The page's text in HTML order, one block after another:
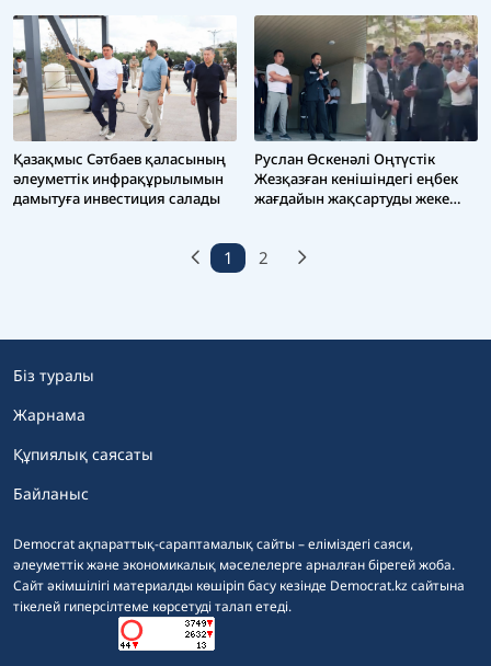
Қазақмыс Сәтбаев қаласының
әлеуметтік инфрақұрылымын
дамытуға инвестиция салады
Руслан Өскенәлі Оңтүстік
Жезқазған кенішіндегі еңбек
жағдайын жақсартуды жеке
1 2
Democrat ақпараттық-сараптамалық сайты – еліміздегі саяси,
әлеуметтік және экономикалық мәселелерге арналған бірегей жоба.
Сайт әкімшілігі материалды көшіріп басу кезінде Democrat.kz сайтына
тікелей гиперсілтеме көрсетуді талап етеді.
Біз туралы
Жарнама
Құпиялық саясаты
Байланыс